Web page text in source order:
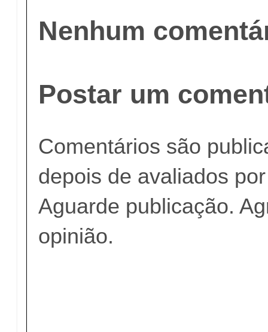
Nenhum
Postar um
Comentários são
depois de avaliados
Aguarde publicação.
opinião.